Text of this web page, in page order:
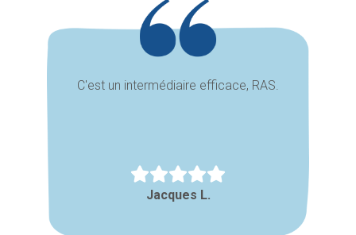
C'est un intermédiaire efficace, RAS.
Jacques L.